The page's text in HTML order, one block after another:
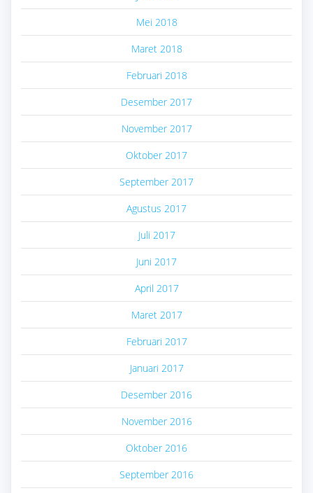
Mei 2018
Maret 2018
Februari 2018
Desember 2017
November 2017
Oktober 2017
September 2017
Agustus 2017
Juli 2017
Juni 2017
April 2017
Maret 2017
Februari 2017
Januari 2017
Desember 2016
November 2016
Oktober 2016
September 2016